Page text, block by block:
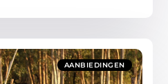
AANBIEDINGEN